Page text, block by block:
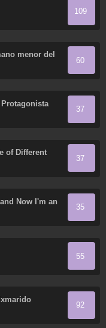
109
menor del
60
37
of Different
37
Now I'm an
in Another
35
55
92